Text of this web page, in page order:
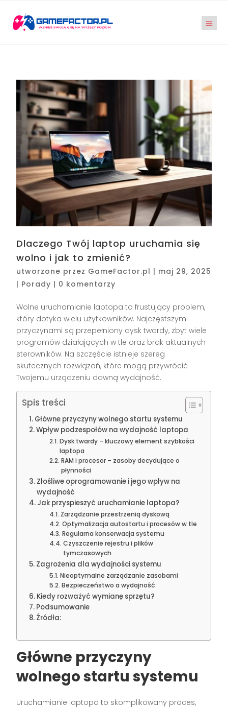
Dlaczego Twój laptop uruchamia się
wolno i jak to zmienić?
utworzone przez GameFactor.pl | maj 29, 2025
| Porady | 0 komentarzy
Wolne uruchamianie laptopa to frustujący problem,
który dotyka wielu użytkowników. Najczęstszymi
przyczynami są przepełniony dysk twardy, zbyt wiele
programów działających w tle oraz brak aktualnych
sterowników. Na szczęście istnieje szereg
skutecznych rozwiązań, które mogą przywrócić
Twojemu urządzeniu dawną wydajność.
Spis treści
Główne przyczyny wolnego startu systemu
Wpływ podzespołów na wydajność laptopa
Dysk twardy – kluczowy element szybkości
laptopa
RAM i procesor – zasoby decydujące o
płynności
Złośliwe oprogramowanie i jego wpływ na
wydajność
Jak przyspieszyć uruchamianie laptopa?
Zarządzanie przestrzenią dyskową
Optymalizacja autostartu i procesów w tle
Regularna konserwacja systemu
Czyszczenie rejestru i plików
tymczasowych
Zagrożenia dla wydajności systemu
Nieoptymalne zarządzanie zasobami
Bezpieczeństwo a wydajność
Kiedy rozważyć wymianę sprzętu?
Podsumowanie
Źródła:
Główne przyczyny
wolnego startu systemu
Uruchamianie laptopa to skomplikowany proces,